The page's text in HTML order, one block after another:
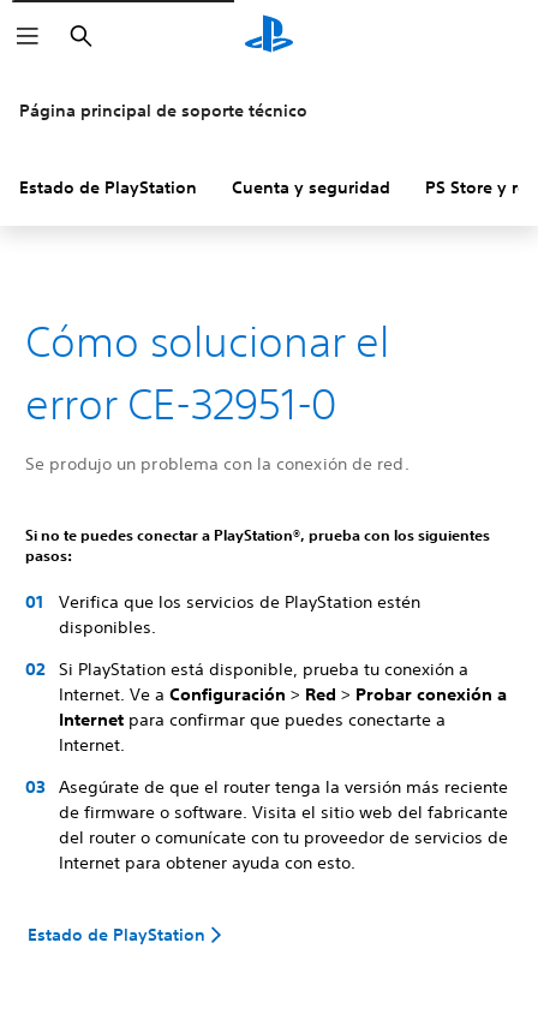
Buscar
Página principal de soporte técnico
Estado de PlayStation Cuenta y seguridad PS Store y
Cómo solucionar el
error CE-32951-0
Se produjo un problema con la conexión de red.
Si no te puedes conectar a PlayStation®, prueba con los siguientes
pasos:
Verifica que los servicios de PlayStation estén
disponibles.
Si PlayStation está disponible, prueba tu conexión a
Internet. Ve a Configuración > Red > Probar conexión a
Internet para confirmar que puedes conectarte a
Internet.
Asegúrate de que el router tenga la versión más reciente
de firmware o software. Visita el sitio web del fabricante
del router o comunícate con tu proveedor de servicios de
Internet para obtener ayuda con esto.
Estado de PlayStation